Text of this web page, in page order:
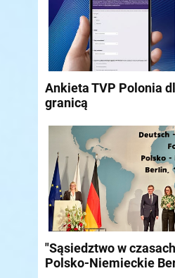
Ankieta TVP Polonia
granicą
"Sąsiedztwo w
Polsko-Niemieckie